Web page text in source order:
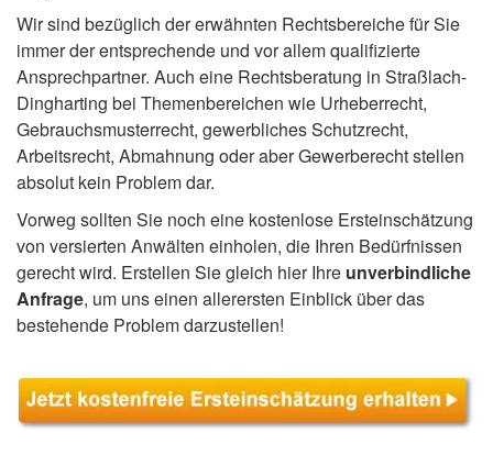
Wir sind bezüglich der erwähnten Rechtsbereiche für Sie
immer der entsprechende und vor allem qualifizierte
Ansprechpartner. Auch eine Rechtsberatung in Straßlach-
Dingharting bei Themenbereichen wie Urheberrecht,
Gebrauchsmusterrecht, gewerbliches Schutzrecht,
Arbeitsrecht, Abmahnung oder aber Gewerberecht stellen
absolut kein Problem dar.
Vorweg sollten Sie noch eine kostenlose Ersteinschätzung
von versierten Anwälten einholen, die Ihren Bedürfnissen
gerecht wird. Erstellen Sie gleich hier Ihre unverbindliche
Anfrage, um uns einen allerersten Einblick über das
bestehende Problem darzustellen!